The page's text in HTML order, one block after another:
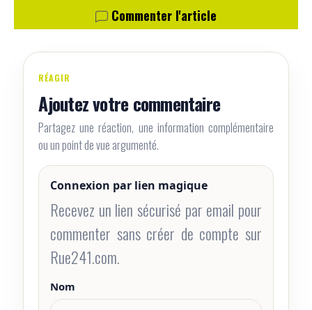
Commenter l'article
RÉAGIR
Ajoutez votre commentaire
Partagez une réaction, une information complémentaire
ou un point de vue argumenté.
Connexion par lien magique
Recevez un lien sécurisé par email pour
commenter sans créer de compte sur
Rue241.com.
Nom